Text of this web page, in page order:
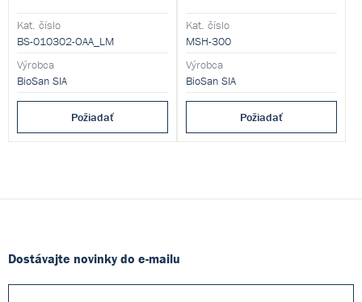
Kat. číslo
BS-010302-OAA_LM
Výrobca
BioSan SIA
Požiadať
Kat. číslo
MSH-300
Výrobca
BioSan SIA
Požiadať
Dostávajte novinky do e-mailu